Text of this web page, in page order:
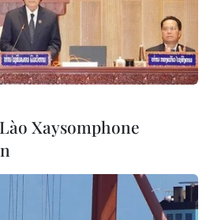
độc da cam,
tự tin làm chủ
đúng quy
đồng?
Xaysomphone